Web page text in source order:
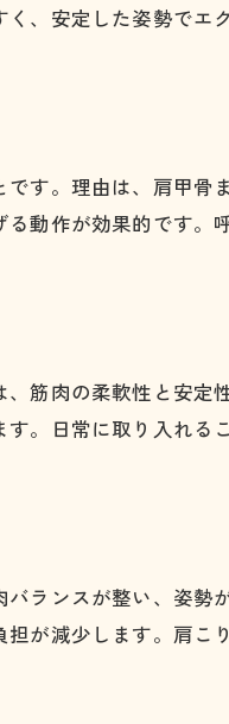
術
トレッチ法
法の紹介
善
慣
、安定した姿勢でエ
す。理由は、肩甲骨
動作が効果的です。
筋肉の柔軟性と安定
。日常に取り入れる
ランスが整い、姿勢
が減少します。肩こ